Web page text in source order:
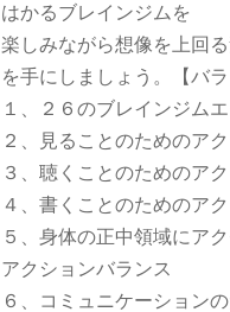
はかるブレインジムを
楽しみながら想像を上回
を手にしましょう。【バラ
１、２６のブレインジム
２、見ることのためのア
３、聴くことのためのア
４、書くことのためのア
５、身体の正中領域にア
アクションバランス
６、コミュニケーション